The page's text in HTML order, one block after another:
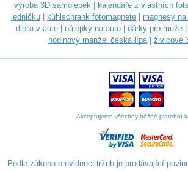
výroba 3D samolepek
kalendáře z vlastních
ledničku
kühlschrank fotomagnete magnesy
dieťa v aute| nálepky na auto| dárky pro muže|
hodinový manžel česká lípa| živicové
Akceptujeme všechny běžné platební
Podle zákona o evidenci tržeb je prodávající